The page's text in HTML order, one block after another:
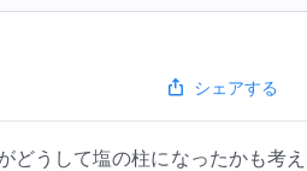
シェアする
どうして塩の柱になったかも考え